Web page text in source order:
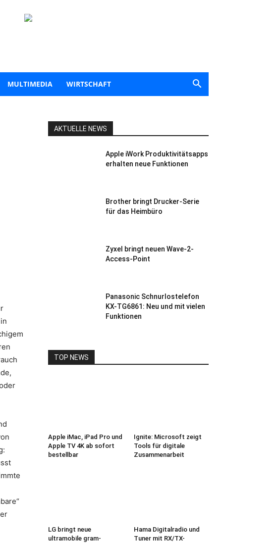
MULTIMEDIA WIRTSCHAFT
AKTUELLE NEWS
Apple iWork Produktivitätsapps
erhalten neue Funktionen
Brother bringt Drucker-Serie
für das Heimbüro
Zyxel bringt neuen Wave-2-
Access-Point
Panasonic Schnurlostelefon
KX-TG6861: Neu und mit vielen
Funktionen
TOP NEWS
Apple iMac, iPad Pro und
Apple TV 4K ab sofort
bestellbar
Ignite: Microsoft zeigt
Tools für digitale
Zusammenarbeit
LG bringt neue
ultramobile gram-
Hama Digitalradio und
Tuner mit RX/TX-